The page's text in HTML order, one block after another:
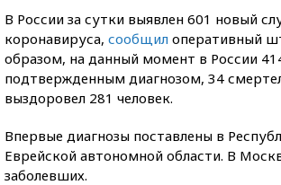
В России за сутки выявлен 601 новый
коронавируса, сообщил оперативный
образом, на данный момент в России
подтвержденным диагнозом, 34
выздоровел 281 человек.
Впервые диагнозы поставлены в
Еврейской автономной области. В
заболевших.